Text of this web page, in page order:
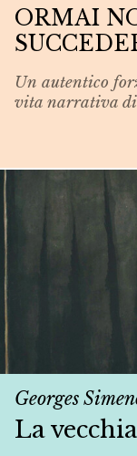
ORMAI
Un autentico
vita narrativa di
Georges
La vecchia